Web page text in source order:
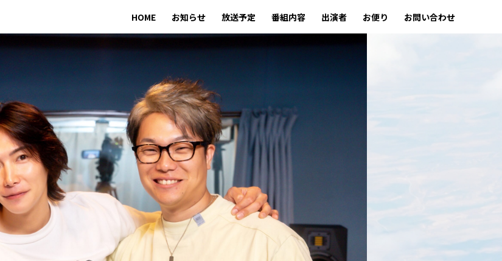
HOME お知らせ 放送予定 番組内容 出演者 お便り お問い合わせ